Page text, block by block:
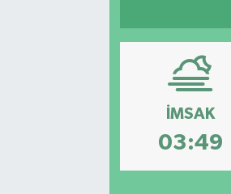
İMSAK
03:49